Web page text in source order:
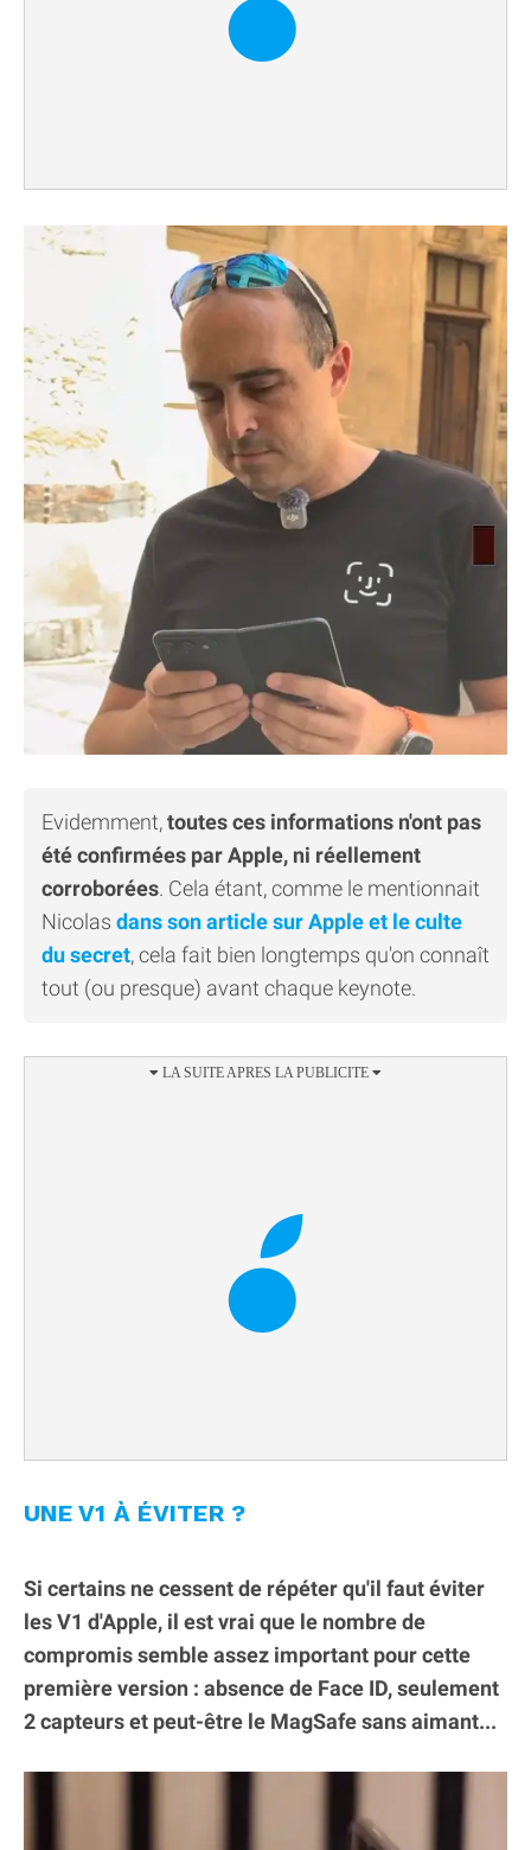
Evidemment,toutes ces informations n'ont pas
été confirmées par Apple, ni réellement
corroborées. Cela étant, comme le mentionnait
Nicolas dans son article sur Apple et le culte
du secret, cela fait bien longtemps qu'on connaît
tout (ou presque) avant chaque keynote.
UNE V1 À ÉVITER ?
Si certains ne cessent de répéter qu'il faut éviter
les V1 d'Apple, il est vrai que le nombre de
compromis semble assez important pour cette
première version : absence de Face ID, seulement
2 capteurs et peut-être le MagSafe sans aimant...